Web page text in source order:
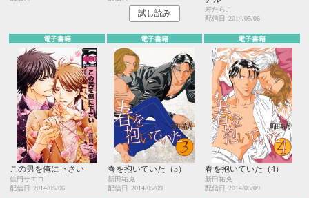
試し読み
寿たらこ
配信日 2014/05/06
電子書籍
この男を俺に下さい
佳門サエコ
配信日
2014/05/06
電子書籍
春を抱いていた（3）
新田祐克
配信日
2014/05/09
電子書籍
春を抱いていた（4）
新田祐克
配信日
2014/05/09